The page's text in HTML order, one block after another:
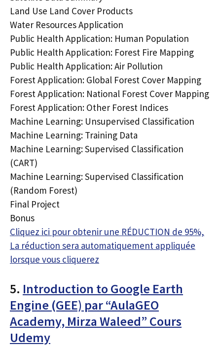
Land Use Land Cover Products
Water Resources Application
Public Health Application: Human Population
Public Health Application: Forest Fire Mapping
Public Health Application: Air Pollution
Forest Application: Global Forest Cover Mapping
Forest Application: National Forest Cover Mapping
Forest Application: Other Forest Indices
Machine Learning: Unsupervised Classification
Machine Learning: Training Data
Machine Learning: Supervised Classification
(CART)
Machine Learning: Supervised Classification
(Random Forest)
Final Project
Bonus
Cliquez ici pour obtenir une RÉDUCTION de 95%,
La réduction sera automatiquement appliquée
lorsque vous cliquerez
5. Introduction to Google Earth
Engine (GEE) par “AulaGEO
Academy, Mirza Waleed” Cours
Udemy